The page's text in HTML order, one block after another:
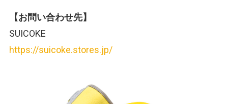
【お問い合わせ先】
SUICOKE
https://suicoke.stores.jp/